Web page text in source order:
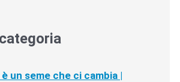
un seme che ci cambia |